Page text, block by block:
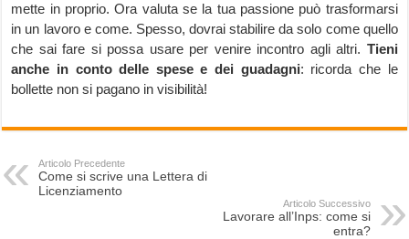
mette in proprio. Ora valuta se la tua passione può trasformarsi
in un lavoro e come. Spesso, dovrai stabilire da solo come quello
che sai fare si possa usare per venire incontro agli altri. Tieni
anche in conto delle spese e dei guadagni: ricorda che le
bollette non si pagano in visibilità!
Articolo Precedente
Come si scrive una Lettera di
Licenziamento
Articolo Successivo
Lavorare all’Inps: come si
entra?